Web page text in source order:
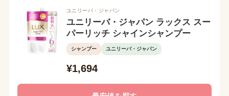
ユニリーバ・ジャパン
ユニリーバ・ジャパン ラックス スー
パーリッチ シャインシャンプー
シャンプー ユニリーバ・ジャパン
¥1,694